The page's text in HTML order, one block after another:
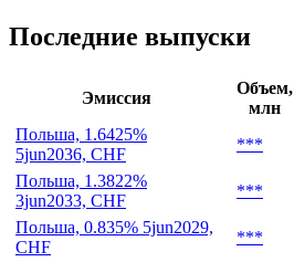
Последние выпуски
Эмиссия
Объем,
млн
Польша, 1.6425%
5jun2036, CHF
***
Польша, 1.3822%
3jun2033, CHF
***
Польша, 0.835% 5jun2029,
CHF
***